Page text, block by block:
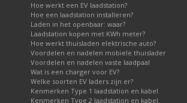
Hoe werkt een EV laadstation?
Hoe een laadstation installeren?
Laden in het openbaar: waar?
Laadstation kopen met KWh meter?
Hoe werkt thuisladen elektrische auto?
Voordelen en nadelen mobiele thuislader
Voordelen en nadelen vaste laadpaal
Wat is een charger voor EV?
Welke soorten EV laders zijn er?
Kenmerken Type 1 laadstation en kabel
Kenmerken Type 2 laadstation en kabel